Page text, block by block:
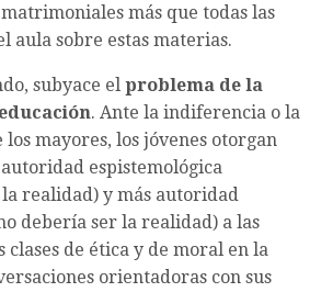
más que todas las
aula sobre estas materias.
subyace el problema de la
. Ante la indiferencia o la
mayores, los jóvenes otorgan
espistemológica
realidad) y más autoridad
debería ser la realidad) a las
clases de ética y de moral en la
orientadoras con sus